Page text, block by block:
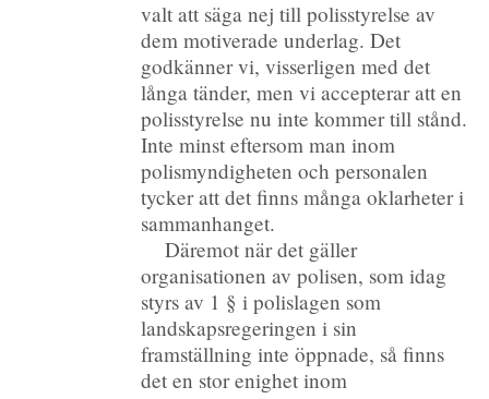
valt att säga nej till polisstyrelse av
dem motiverade underlag. Det
godkänner vi, visserligen med det
långa tänder, men vi accepterar att en
polisstyrelse nu inte kommer till stånd.
Inte minst eftersom man inom
polismyndigheten och personalen
tycker att det finns många oklarheter i
sammanhanget.
Däremot när det gäller
organisationen av polisen, som idag
styrs av 1 § i polislagen som
landskapsregeringen i sin
framställning inte öppnade, så finns
det en stor enighet inom